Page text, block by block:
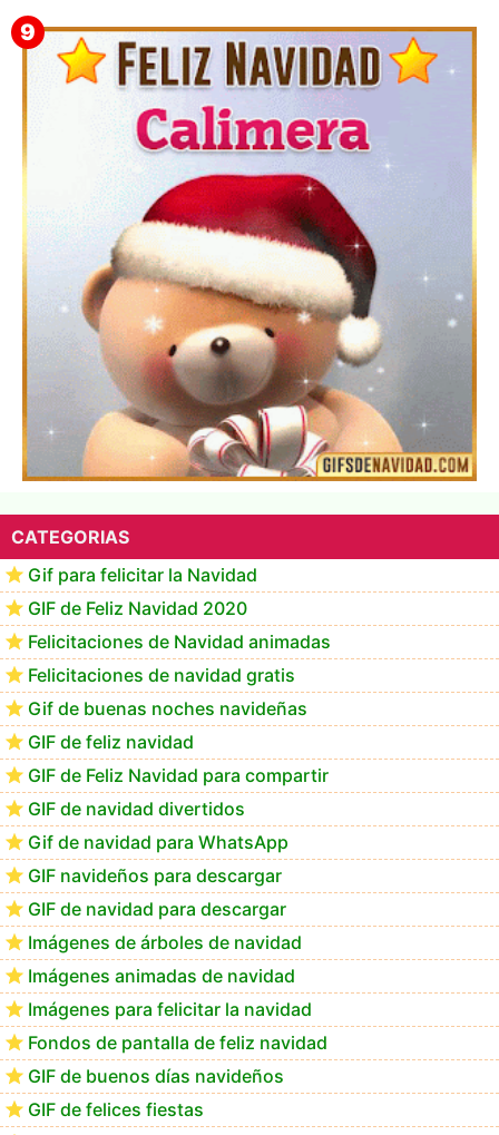
▷ Los Mejores Fondos de pantalla de feliz navidad
2022 📖
Feliz Navidad Calimera
CATEGORIAS
Gif para felicitar la Navidad
GIF de Feliz Navidad 2020
Felicitaciones de Navidad animadas
Felicitaciones de navidad gratis
Gif de buenas noches navideñas
GIF de feliz navidad
GIF de Feliz Navidad para compartir
GIF de navidad divertidos
Gif de navidad para WhatsApp
GIF navideños para descargar
GIF de navidad para descargar
Imágenes de árboles de navidad
Imágenes animadas de navidad
Imágenes para felicitar la navidad
Fondos de pantalla de feliz navidad
GIF de buenos días navideños
GIF de felices fiestas